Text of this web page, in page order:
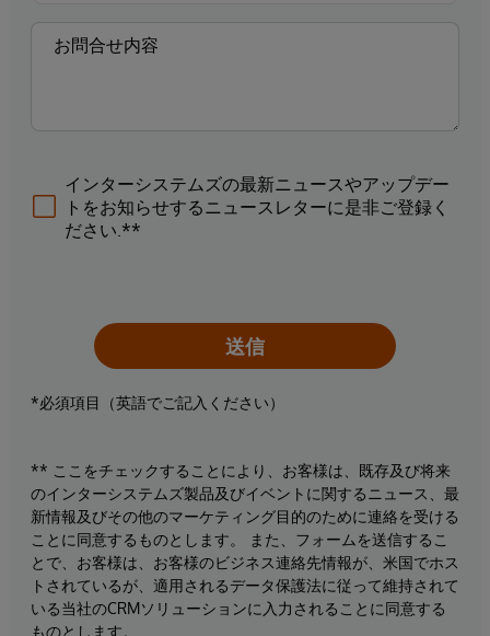
インターシステムズの最新ニュースやアップデー
トをお知らせするニュースレターに是非ご登録く
ださい.**
送信
*必須項目（英語でご記入ください）
** ここをチェックすることにより、お客様は、既存及び将来
のインターシステムズ製品及びイベントに関するニュース、最
新情報及びその他のマーケティング目的のために連絡を受ける
ことに同意するものとします。 また、フォームを送信するこ
とで、お客様は、お客様のビジネス連絡先情報が、米国でホス
トされているが、適用されるデータ保護法に従って維持されて
いる当社のCRMソリューションに入力されることに同意する
ものとします。